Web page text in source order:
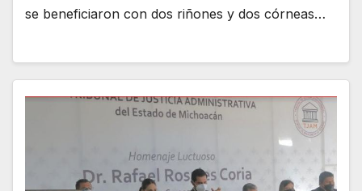
se beneficiaron con dos riñones y dos córneas…